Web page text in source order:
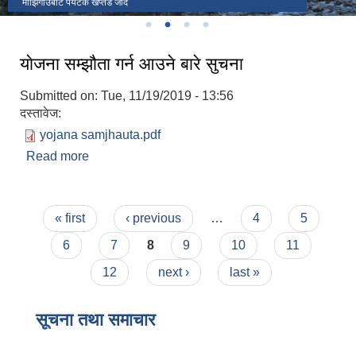
Judge को स्वागत
माझिगाउबाट पर्यटक खप्तड जादै
पालिकाका केही जनप्रतिनिधी , कर्मचारी तथा संघ संस्थाका प्रतिनिधिहरु
याेजना सम्झौता गर्न आउने बारे सुचना
Submitted on: Tue, 11/19/2019 - 13:56
दस्तावेज:
yojana samjhauta.pdf
Read more
Pages
« first ‹ previous … 4
5
6
7 8 9 10
11
12
next › last »
सूचना तथा समाचार